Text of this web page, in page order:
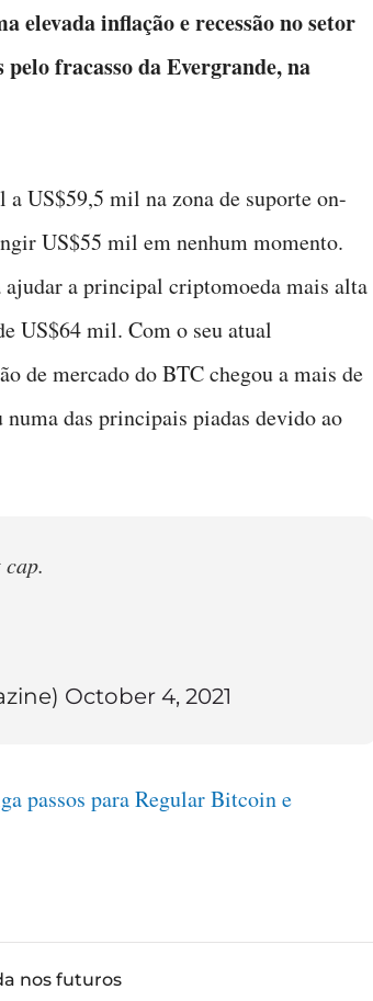
elevada inflação e recessão no setor
fracasso da Evergrande, na
US$59,5 mil na zona de suporte on-
US$55 mil em nenhum momento.
a principal criptomoeda mais alta
US$64 mil. Com o seu atual
de mercado do BTC chegou a mais de
das principais piadas devido ao
October 4, 2021
passos para Regular Bitcoin e
nos futuros